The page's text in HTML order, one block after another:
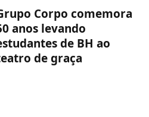
Corpo comemora
anos levando
de BH ao
de graça